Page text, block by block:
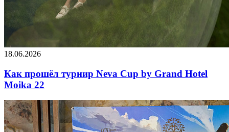
18.06.2026
Как прошёл турнир Neva Cup by Grand Hotel
Moika 22